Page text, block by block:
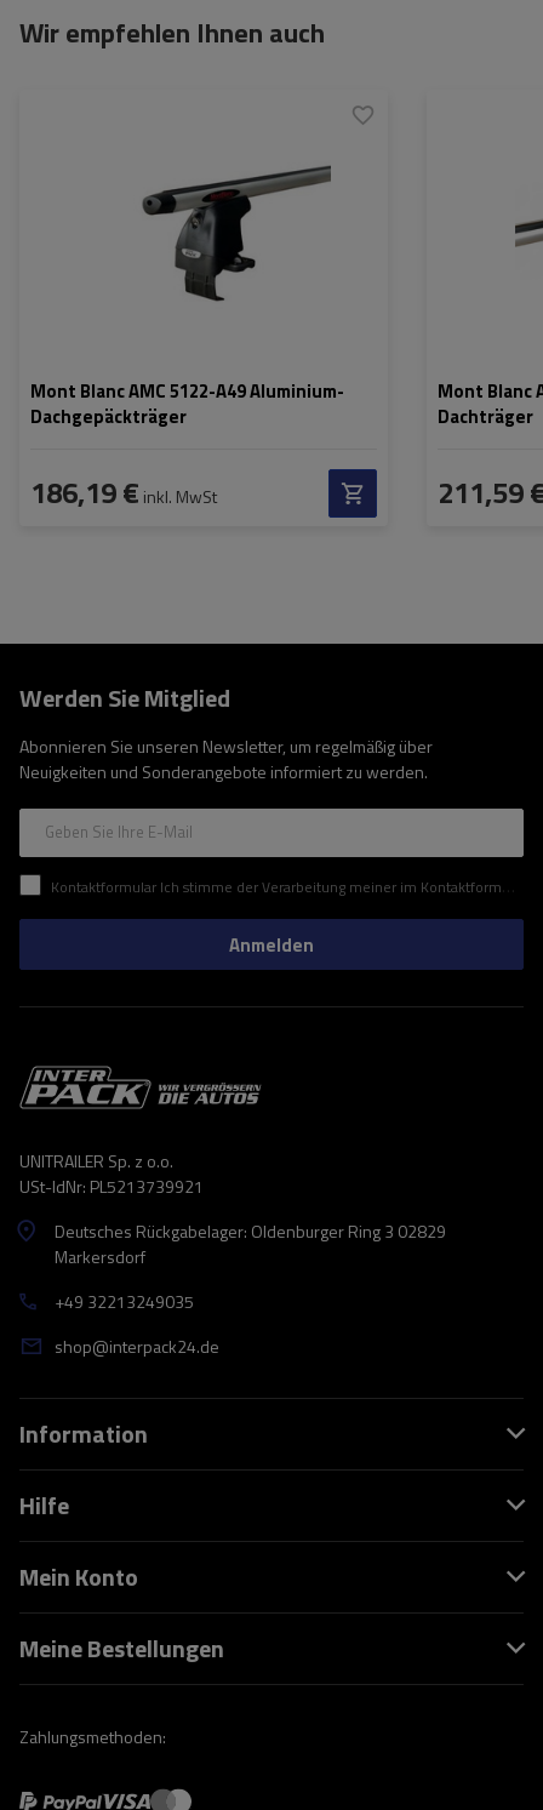
Wir empfehlen Ihnen auch
Mont Blanc AMC 5122-A49 Aluminium-
Dachgepäckträger
186,19 € inkl. MwSt
Mont Blanc
Dachträger
211,59
Werden Sie Mitglied
Abonnieren Sie unseren Newsletter, um regelmäßig über
Neuigkeiten und Sonderangebote informiert zu werden.
Geben Sie Ihre E-Mail
Kontaktformular Ich stimme der Verarbeitung meiner im Kontaktformular enthaltenen personenbezogenen Daten gemäß der Verordnung (EU) des Europäischen Parlaments und des Rates zu.
Anmelden
UNITRAILER Sp. z o.o.
USt-IdNr: PL5213739921
Deutsches Rückgabelager: Oldenburger Ring 3 02829
Markersdorf
+49 32213249035
shop@interpack24.de
Information
Hilfe
Mein Konto
Meine Bestellungen
Zahlungsmethoden: